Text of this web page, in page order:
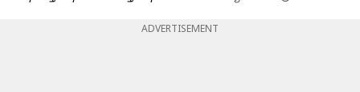
ADVERTISEMENT